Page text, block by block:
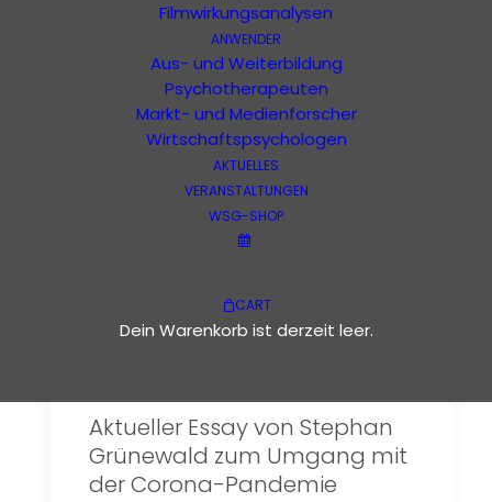
Filmwirkungsanalysen
ANWENDER
Aus- und Weiterbildung
Psychotherapeuten
Markt- und Medienforscher
Wirtschaftspsychologen
AKTUELLES
VERANSTALTUNGEN
WSG-SHOP
CART
Dein Warenkorb ist derzeit leer.
Corona
Aktueller Essay von Stephan
Grünewald zum Umgang mit
der Corona-Pandemie